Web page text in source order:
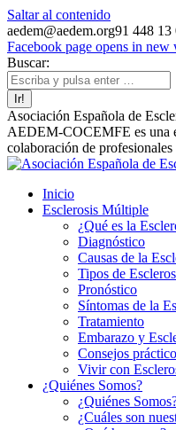
Saltar al contenido
aedem@aedem.org91 448 13
Facebook page opens in
Buscar:
Asociación Española de
AEDEM-COCEMFE es una
colaboración de
Inicio
Esclerosis Múltiple
¿Qué es la
Diagnóstico
Causas de la
Tipos de
Pronóstico
Síntomas de la
Tratamiento
Embarazo y
Consejos
Vivir con
¿Quiénes Somos?
¿Quiénes
¿Cuáles son